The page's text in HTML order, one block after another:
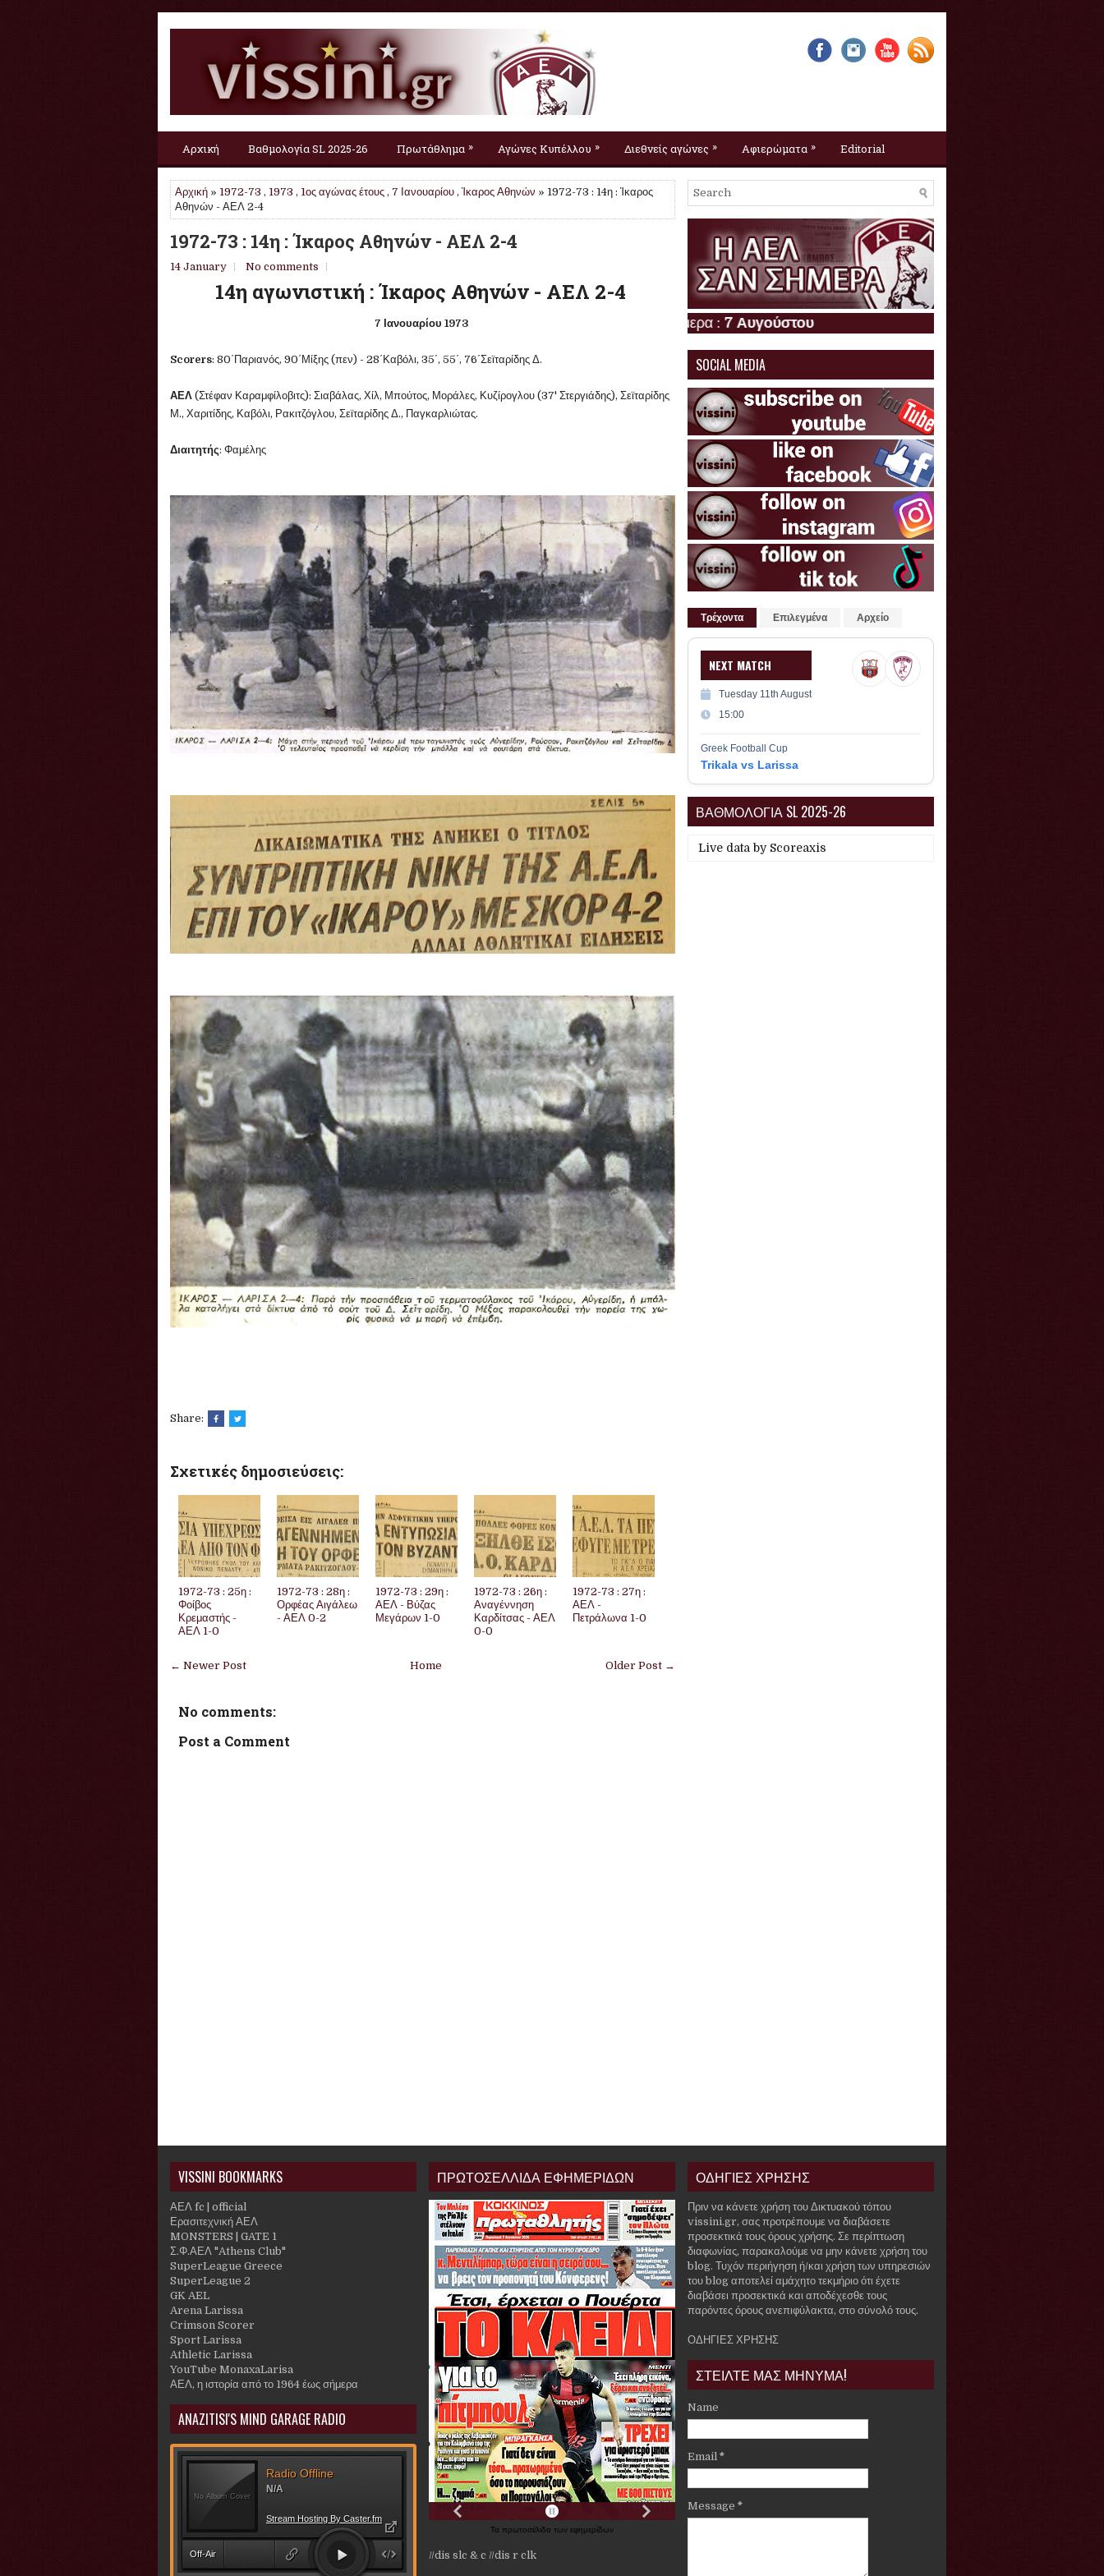
Αρχική Βαθμολογία SL 2025-26 Πρωτάθλημα » Αγώνες Κυπέλλου » Διεθνείς αγώνες » Αφιερώματα » Editorial
Αρχική » 1972-73 , 1973 , 1ος αγώνας έτους , 7 Ιανουαρίου , Ίκαρος Αθηνών » 1972-73 : 14η : Ίκαρος
Αθηνών - ΑΕΛ 2-4
1972-73 : 14η : Ίκαρος Αθηνών - ΑΕΛ 2-4
14 January No comments
14η αγωνιστική : Ίκαρος Αθηνών - ΑΕΛ 2-4
7 Ιανουαρίου 1973
Scorers: 80΄Παριανός, 90΄Μίξης (πεν) - 28΄Καβόλι, 35΄, 55΄, 76΄Σεϊταρίδης Δ.
ΑΕΛ (Στέφαν Καραμφίλοβιτς): Σιαβάλας, Χίλ, Μπούτος, Μοράλες, Κυζίρογλου (37' Στεργιάδης), Σεϊταρίδης
Μ., Χαριτίδης, Καβόλι, Ρακιτζόγλου, Σεϊταρίδης Δ., Παγκαρλιώτας.
Διαιτητής: Φαμέλης
Share:
Σχετικές δημοσιεύσεις:
1972-73 : 25η :
Φοίβος
Κρεμαστής -
ΑΕΛ 1-0
1972-73 : 28η :
Ορφέας Αιγάλεω
- ΑΕΛ 0-2
1972-73 : 29η :
ΑΕΛ - Βύζας
Μεγάρων 1-0
1972-73 : 26η :
Αναγέννηση
Καρδίτσας - ΑΕΛ
0-0
1972-73 : 27η :
ΑΕΛ -
Πετράλωνα 1-0
← Newer Post Older Post →
Home
No comments:
Post a Comment
SOCIAL MEDIA
Τρέχοντα Επιλεγμένα Αρχείο
NEXT MATCH
Tuesday 11th August
15:00
Greek Football Cup
Trikala vs Larissa
ΒΑΘΜΟΛΟΓΙΑ SL 2025-26
Live data by Scoreaxis
VISSINI BOOKMARKS
ΑΕΛ fc | official
Ερασιτεχνική ΑΕΛ
MONSTERS | GATE 1
Σ.Φ.ΑΕΛ "Athens Club"
SuperLeague Greece
SuperLeague 2
GK AEL
Arena Larissa
Crimson Scorer
Sport Larissa
Athletic Larissa
YouTube MonaxaLarisa
ΑΕΛ, η ιστορία από το 1964 έως σήμερα
ANAZITISI'S MIND GARAGE RADIO
ΠΡΩΤΟΣΕΛΛΙΔΑ ΕΦΗΜΕΡΙΔΩΝ
Τα πρωτοσέλιδα των εφημερίδων
//dis slc & c //dis r clk
ΟΔΗΓΙΕΣ ΧΡΗΣΗΣ
Πριν να κάνετε χρήση του Δικτυακού τόπου
vissini.gr, σας προτρέπουμε να διαβάσετε
προσεκτικά τους όρους χρήσης. Σε περίπτωση
διαφωνίας, παρακαλούμε να μην κάνετε χρήση του
blog. Τυχόν περιήγηση ή/και χρήση των υπηρεσιών
του blog αποτελεί αμάχητο τεκμήριο ότι έχετε
διαβάσει προσεκτικά και αποδέχεσθε τους
παρόντες όρους ανεπιφύλακτα, στο σύνολό τους.
ΟΔΗΓΙΕΣ ΧΡΗΣΗΣ
ΣΤΕΙΛΤΕ ΜΑΣ ΜΗΝΥΜΑ!
Name
Email *
Message *